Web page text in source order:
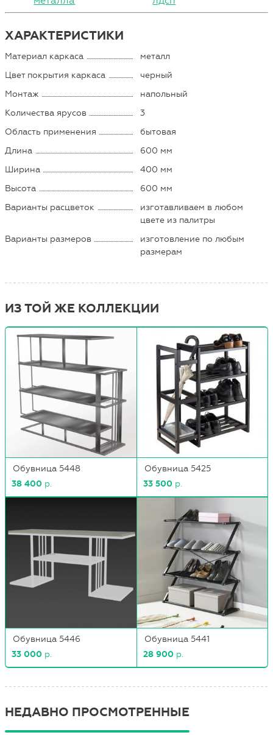
ХАРАКТЕРИСТИКИ
Материал каркаса
металл
Цвет покрытия каркаса
черный
Монтаж
напольный
Количества ярусов
3
Область применения
бытовая
Длина
600 мм
Ширина
400 мм
Высота
600 мм
Варианты расцветок
изготавливаем в любом
цвете из палитры
Варианты размеров
изготовление по любым
размерам
ИЗ ТОЙ ЖЕ КОЛЛЕКЦИИ
Обувница 5448
38 400 р.
Обувница 5425
33 500 р.
Обувница 5446
33 000 р.
Обувница 5441
28 900 р.
НЕДАВНО ПРОСМОТРЕННЫЕ